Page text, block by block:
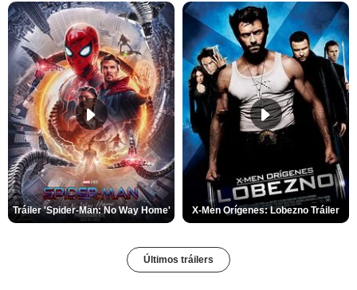
Tráiler 'Spider-Man: No Way Home' X-Men Orígenes: Lobezno Tráiler
Últimos tráilers